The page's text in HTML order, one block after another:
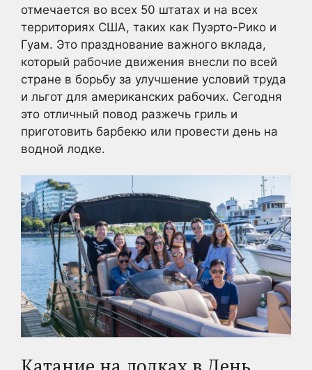
отмечается во всех 50 штатах и на всех
территориях США, таких как Пуэрто-Рико и
Гуам. Это празднование важного вклада,
который рабочие движения внесли по всей
стране в борьбу за улучшение условий труда
и льгот для американских рабочих. Сегодня
это отличный повод разжечь гриль и
приготовить барбекю или провести день на
водной лодке.